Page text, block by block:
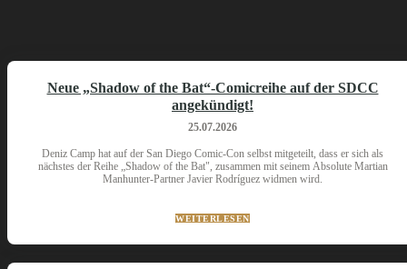
Neue „Shadow of the Bat“-Comicreihe auf der SDCC
angekündigt!
25.07.2026
Deniz Camp hat auf der San Diego Comic-Con selbst mitgeteilt, dass er sich als
nächstes der Reihe „Shadow of the Bat", zusammen mit seinem Absolute Martian
Manhunter-Partner Javier Rodríguez widmen wird.
WEITERLESEN